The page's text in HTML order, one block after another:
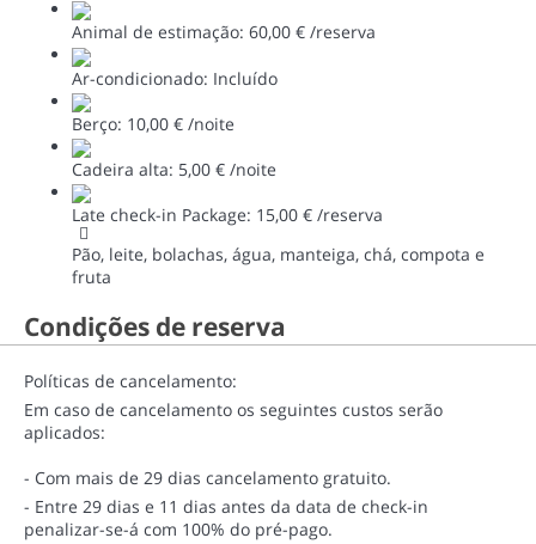
Animal de estimação: 60,00 € /reserva
Ar-condicionado: Incluído
Berço: 10,00 € /noite
Cadeira alta: 5,00 € /noite
Late check-in Package: 15,00 € /reserva
Pão, leite, bolachas, água, manteiga, chá, compota e
fruta
Condições de reserva
Políticas de cancelamento:
Em caso de cancelamento os seguintes custos serão
aplicados:
- Com mais de 29 dias cancelamento gratuito.
- Entre 29 dias e 11 dias antes da data de check-in
penalizar-se-á com 100% do pré-pago.